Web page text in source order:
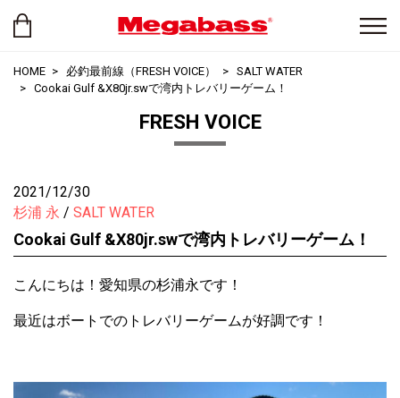
HOME 必釣最前線（FRESH VOICE）
SALT WATER
Cookai Gulf &X80jr.swで湾内トレバリーゲーム！
FRESH VOICE
2021/12/30
杉浦 永
SALT WATER
Cookai Gulf &X80jr.swで湾内トレバリーゲーム！
こんにちは！愛知県の杉浦永です！
最近はボートでのトレバリーゲームが好調です！